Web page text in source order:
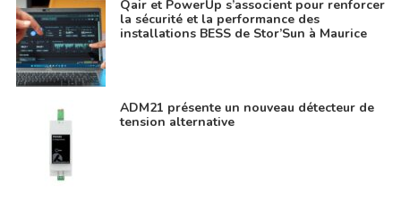
Qair et PowerUp s’associent pour renforcer
la sécurité et la performance des
installations BESS de Stor’Sun à Maurice
ADM21 présente un nouveau détecteur de
tension alternative